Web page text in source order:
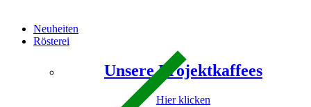
Neuheiten
Rösterei
Unsere Projektkaffees
Hier klicken